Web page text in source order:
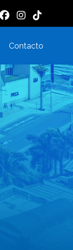
Contacto